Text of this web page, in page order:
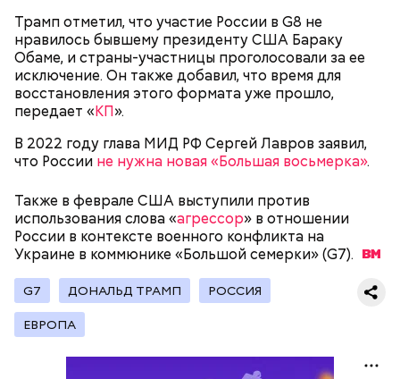
Трамп отметил, что участие России в G8 не
нравилось бывшему президенту США Бараку
Обаме, и страны-участницы проголосовали за ее
исключение. Он также добавил, что время для
восстановления этого формата уже прошло,
передает «КП».
В 2022 году глава МИД РФ Сергей Лавров заявил,
что России не нужна новая «Большая восьмерка».
Также в феврале США выступили против
использования слова «агрессор» в отношении
России в контексте военного конфликта на
Украине в коммюнике «Большой семерки»(G7).
G7 ДОНАЛЬД ТРАМП РОССИЯ
ЕВРОПА
Люсиль Рандон (118 лет)
Фото: public domain